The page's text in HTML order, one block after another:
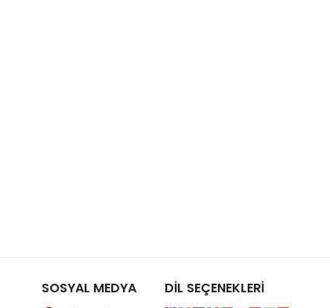
SOSYAL MEDYA DİL SEÇENEKLERİ